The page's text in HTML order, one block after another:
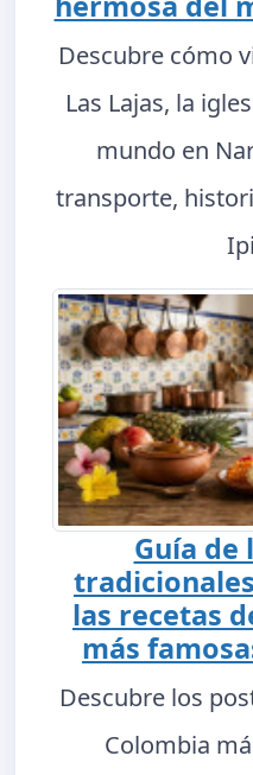
Descubre cómo
Las Lajas, la
mundo en
transporte,
Guía de
las recetas
más
Descubre los
Colombia